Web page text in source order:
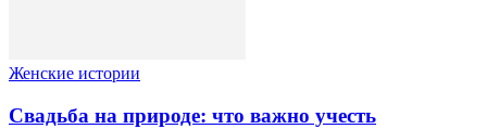
Женские истории
Свадьба на природе: что важно учесть